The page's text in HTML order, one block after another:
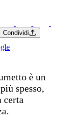
Condividi
è un
spesso,
certa